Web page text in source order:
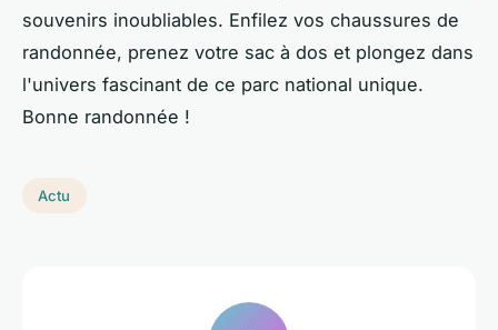
souvenirs inoubliables. Enfilez vos chaussures de
randonnée, prenez votre sac à dos et plongez dans
l'univers fascinant de ce parc national unique.
Bonne randonnée !
Actu